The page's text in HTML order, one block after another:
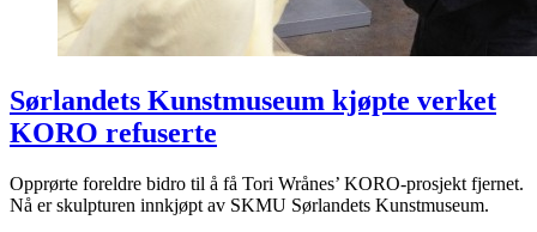
Sørlandets Kunstmuseum kjøpte verket
KORO refuserte
Opprørte foreldre bidro til å få Tori Wrånes’ KORO-prosjekt fjernet.
Nå er skulpturen innkjøpt av SKMU Sørlandets Kunstmuseum.